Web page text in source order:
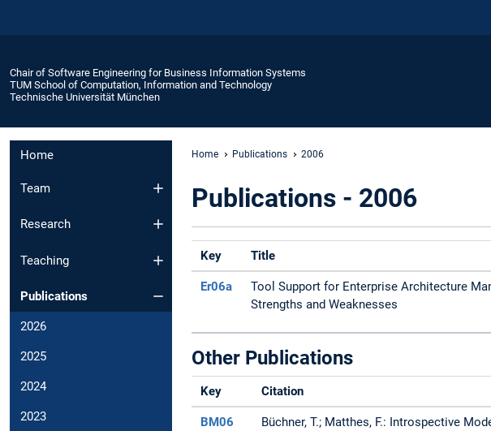
Chair of Software Engineering for Business Information Systems
TUM School of Computation, Information and Technology
Technische Universität München
Home
Team
Research
Teaching
Publications
2026
2025
2024
2023
Home Publications 2006
Publications - 2006
Key Title
Er06a
Tool Support for Enterprise Architecture
Strengths and Weaknesses
Other Publications
Key Citation
BM06
Büchner, T.; Matthes, F.: Introspective